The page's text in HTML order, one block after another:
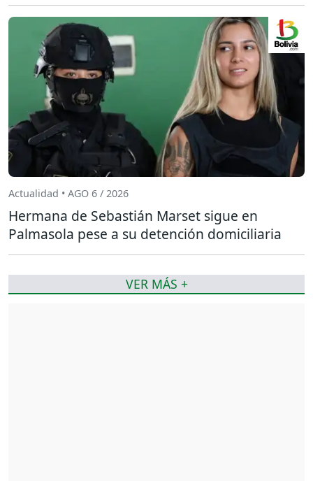
Actualidad • AGO 6 / 2026
Hermana de Sebastián Marset sigue en
Palmasola pese a su detención domiciliaria
VER MÁS +